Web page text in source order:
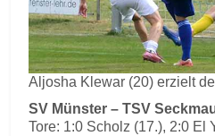
Aljosha Klewar (20) erzielt
SV Münster – TSV
Tore: 1:0 Scholz (17.), 2:0 El